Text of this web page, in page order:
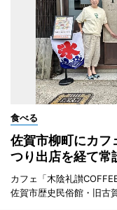
食べる
佐賀市柳町にカ
つり出店を経て常
カフェ「木陰礼讃
佐賀市歴史民俗館・旧古